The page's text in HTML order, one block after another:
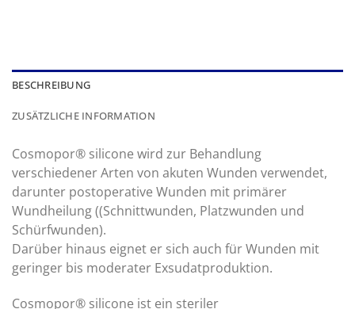
BESCHREIBUNG
ZUSÄTZLICHE INFORMATION
Cosmopor® silicone wird zur Behandlung
verschiedener Arten von akuten Wunden verwendet,
darunter postoperative Wunden mit primärer
Wundheilung ((Schnittwunden, Platzwunden und
Schürfwunden).
Darüber hinaus eignet er sich auch für Wunden mit
geringer bis moderater Exsudatproduktion.
Cosmopor® silicone ist ein steriler